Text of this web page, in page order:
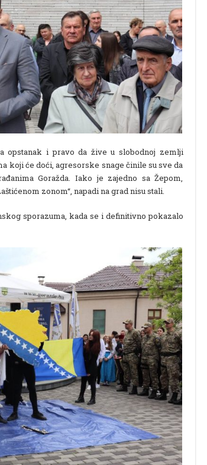
opstanak i pravo da žive u slobodnoj zemlji
koji će doći, agresorske snage činile su sve da
Goražda. Iako je zajedno sa Žepom,
zonom“, napadi na grad nisu stali.
sporazuma, kada se i definitivno pokazalo